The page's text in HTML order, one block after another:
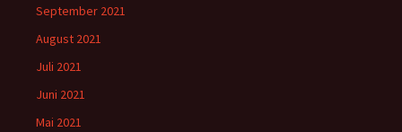
September 2021
August 2021
Juli 2021
Juni 2021
Mai 2021